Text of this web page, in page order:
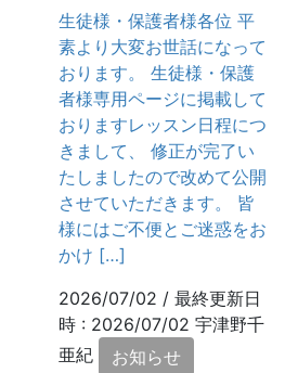
生徒様・保護者様各位 平
素より大変お世話になって
おります。 生徒様・保護
者様専用ページに掲載して
おりますレッスン日程につ
きまして、 修正が完了い
たしましたので改めて公開
させていただきます。 皆
様にはご不便とご迷惑をお
かけ […]
2026/07/02 / 最終更新日
時 : 2026/07/02 宇津野千
亜紀
お知らせ